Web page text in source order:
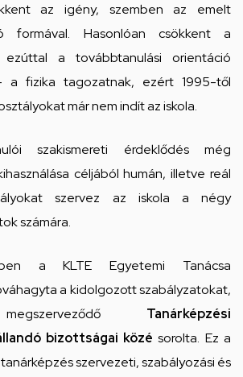
az igény, szemben az emelt
formával. Hasonlóan csökkent a
a továbbtanulási orientáció
a fizika tagozatnak, ezért 1995-től
már nem indít az iskola.
szakismereti érdeklődés még
céljából humán, illetve reál
szervez az iskola a négy
számára.
a KLTE Egyetemi Tanácsa
a kidolgozott szabályzatokat,
Tanárképzési
bizottságai közé sorolta. Ez a
szervezeti, szabályozási és